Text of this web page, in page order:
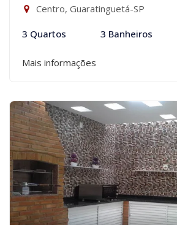
Centro, Guaratinguetá-SP
3 Quartos 3 Banheiros
Mais informações